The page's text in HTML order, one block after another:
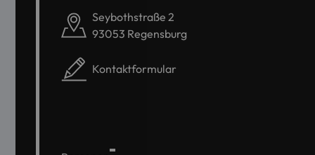
Seybothstraße 2
93053 Regensburg
Kontaktformular